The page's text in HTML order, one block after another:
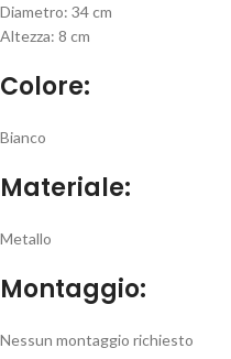
Diametro: 34 cm
Altezza: 8 cm
Colore:
Bianco
Materiale:
Metallo
Montaggio:
Nessun montaggio richiesto